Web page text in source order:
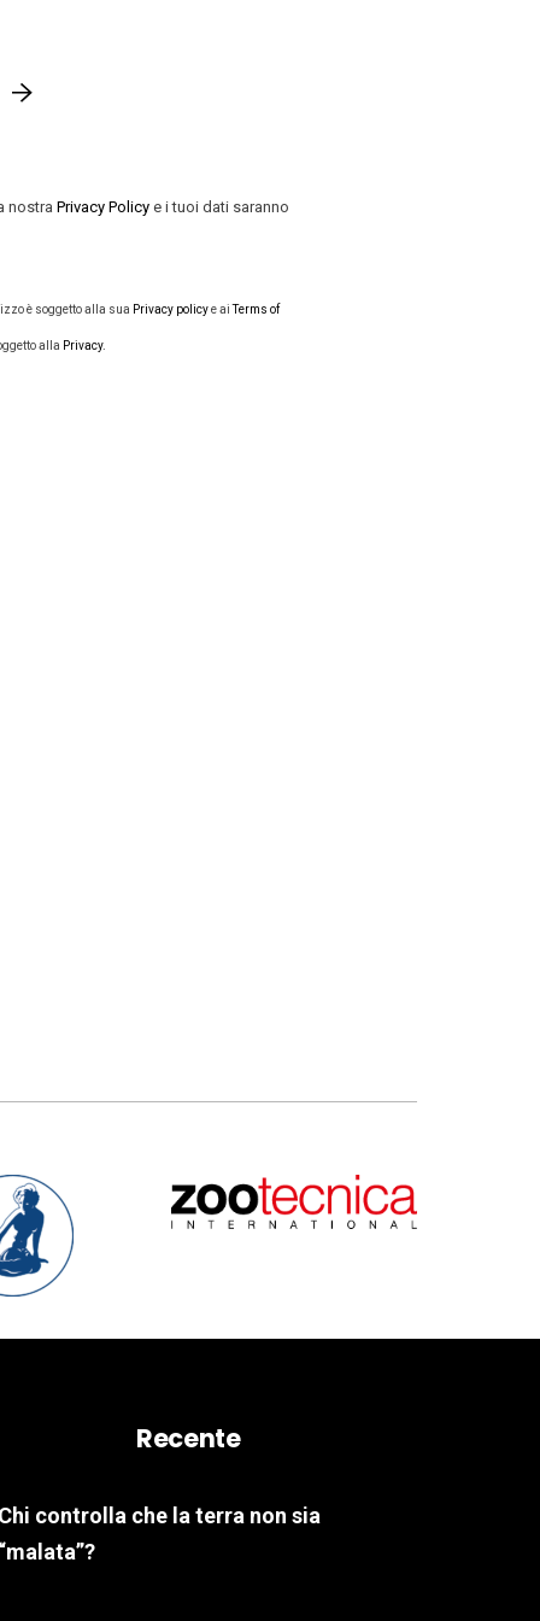
nostra Privacy Policy e i tuoi dati saranno
è soggetto alla sua Privacy policye aiTerms of
alla Privacy.
Recente
controlla che la terra non sia